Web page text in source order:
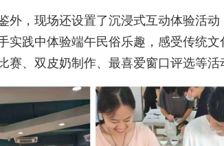
外，现场还设置了沉浸式互动体验活
实践中体验端午民俗乐趣，感受传统
赛、双皮奶制作、最喜爱窗口评选等活